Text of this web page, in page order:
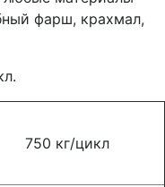
фарш, крахмал,
750 кг/цикл